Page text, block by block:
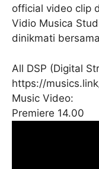
official video clip
Vidio Musica
dinikmati
All DSP (Digital
https://
Music Video:
Premiere 14.00